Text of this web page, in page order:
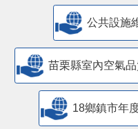
公共設施
苗栗縣室內空氣
18鄉鎮市年